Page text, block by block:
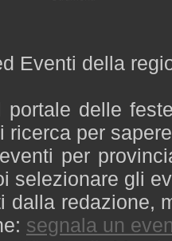
Eventi della
delle
ricerca per
per
selezionare gli
dalla redazione,
segnala un